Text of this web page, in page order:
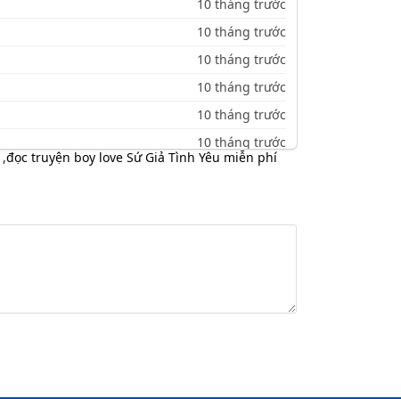
10 tháng trước
10 tháng trước
10 tháng trước
10 tháng trước
10 tháng trước
10 tháng trước
10 tháng trước
,đọc truyện boy love Sứ Giả Tình Yêu miễn phí